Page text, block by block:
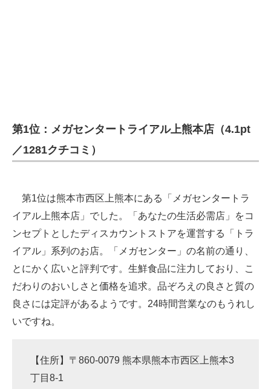
第1位：メガセンタートライアル上熊本店（4.1pt
／1281クチコミ）
第1位は熊本市西区上熊本にある「メガセンタートラ
イアル上熊本店」でした。「あなたの生活必需店」をコ
ンセプトとしたディスカウントストアを運営する「トラ
イアル」系列のお店。「メガセンター」の名前の通り、
とにかく広いと評判です。生鮮食品に注力しており、こ
だわりのおいしさと価格を追求。品ぞろえの良さと質の
良さには定評があるようです。24時間営業なのもうれし
いですね。
【住所】〒860-0079 熊本県熊本市西区上熊本3
丁目8-1